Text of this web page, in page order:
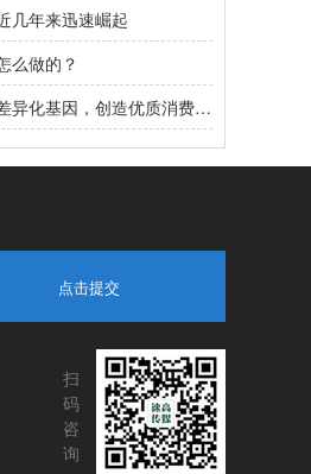
几年来迅速崛起
么做的？
释放户外广告差异化基因，创造优质消费体验！
点击提交
扫
码
咨
询